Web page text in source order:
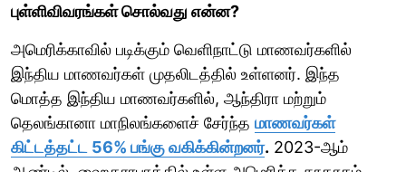
புள்ளிவிவரங்கள் சொல்வது என்ன?
அமெரிக்காவில் படிக்கும் வெளிநாட்டு மாணவர்களில்
இந்திய மாணவர்கள் முதலிடத்தில் உள்ளனர். இந்த
மொத்த இந்திய மாணவர்களில், ஆந்திரா மற்றும்
தெலங்கானா மாநிலங்களைச் சேர்ந்த மாணவர்கள்
கிட்டத்தட்ட 56% பங்கு வகிக்கின்றனர். 2023-ஆம்